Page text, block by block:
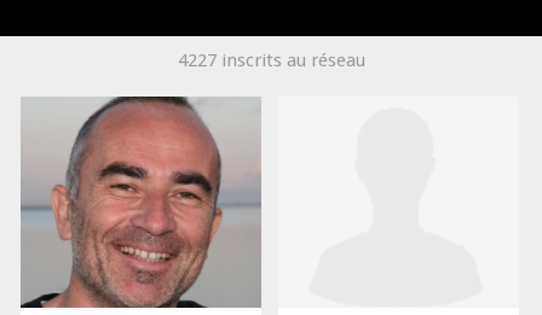
4227 inscrits au réseau